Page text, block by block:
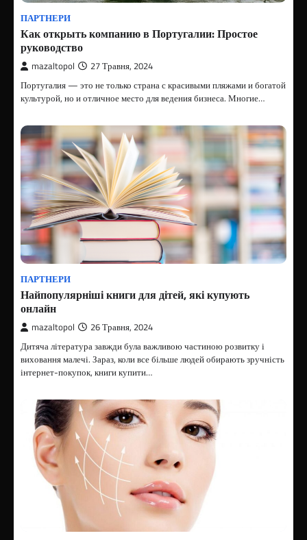
ПАРТНЕРИ
Как открыть компанию в Португалии: Простое
руководство
mazaltopol 27 Травня, 2024
Португалия — это не только страна с красивыми пляжами и богатой
культурой, но и отличное место для ведения бизнеса. Многие…
ПАРТНЕРИ
Найпопулярніші книги для дітей, які купують
онлайн
mazaltopol 26 Травня, 2024
Дитяча література завжди була важливою частиною розвитку і
виховання малечі. Зараз, коли все більше людей обирають зручність
інтернет-покупок, книги купити…